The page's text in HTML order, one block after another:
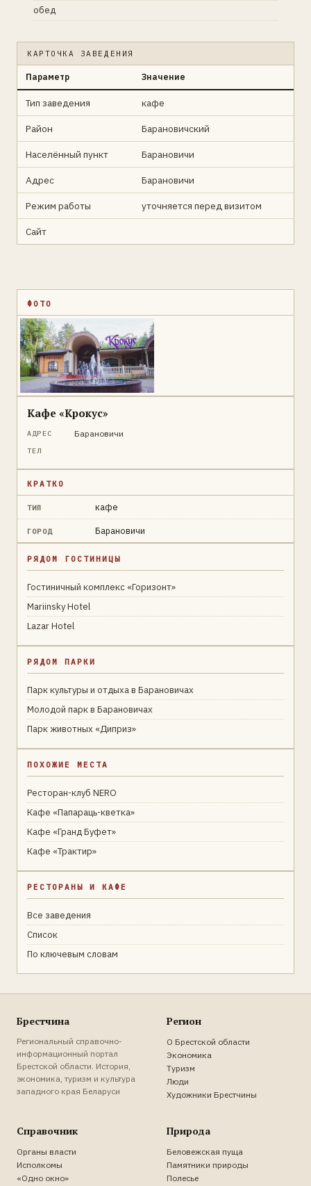
обед
КАРТОЧКА ЗАВЕДЕНИЯ
Параметр Значение
Тип заведения кафе
Район Барановичский
Населённый пункт Барановичи
Адрес Барановичи
Режим работы уточняется перед визитом
Сайт
ФОТО
Кафе «Крокус»
АДРЕС Барановичи
ТЕЛ
КРАТКО
ТИП кафе
ГОРОД Барановичи
РЯДОМ ГОСТИНИЦЫ
Гостиничный комплекс «Горизонт»
Mariinsky Hotel
Lazar Hotel
РЯДОМ ПАРКИ
Парк культуры и отдыха в Барановичах
Молодой парк в Барановичах
Парк животных «Диприз»
ПОХОЖИЕ МЕСТА
Ресторан-клуб NERO
Кафе «Папараць-кветка»
Кафе «Гранд Буфет»
Кафе «Трактир»
РЕСТОРАНЫ И КАФЕ
Все заведения
Список
По ключевым словам
Брестчина
Региональный справочно-
информационный портал
Брестской области. История,
экономика, туризм и культура
западного края Беларуси
Регион
О Брестской области
Экономика
Туризм
Люди
Художники Брестчины
Справочник
Органы власти
Исполкомы
«Одно окно»
Природа
Беловежская пуща
Памятники природы
Полесье